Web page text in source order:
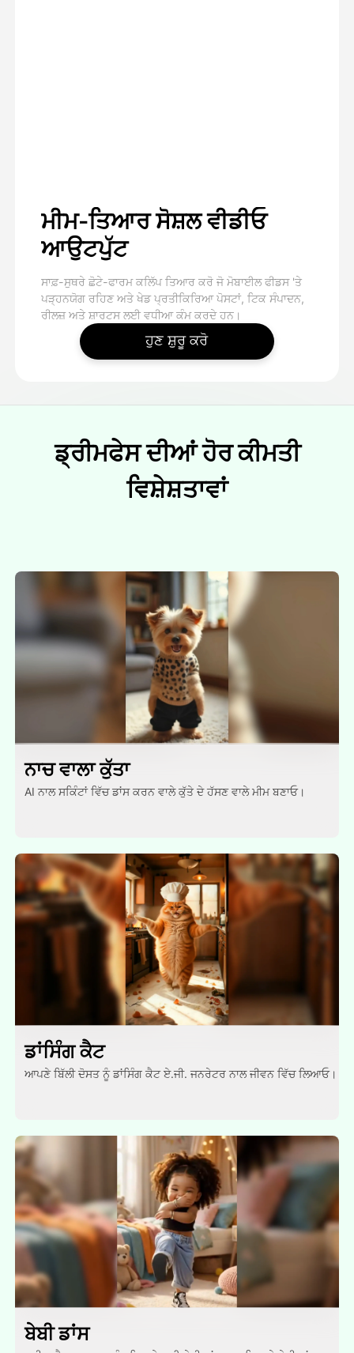
ਮੀਮ-ਤਿਆਰ ਸੋਸ਼ਲ ਵੀਡੀਓ
ਆਉਟਪੁੱਟ
ਸਾਫ਼-ਸੁਥਰੇ ਛੋਟੇ-ਫਾਰਮ ਕਲਿੱਪ ਤਿਆਰ ਕਰੋ ਜੋ ਮੋਬਾਈਲ ਫੀਡਸ 'ਤੇ
ਪੜ੍ਹਨਯੋਗ ਰਹਿਣ ਅਤੇ ਖੇਡ ਪ੍ਰਤੀਕਿਰਿਆ ਪੋਸਟਾਂ, ਟਿਕ ਸੰਪਾਦਨ,
ਰੀਲਜ਼ ਅਤੇ ਸ਼ਾਰਟਸ ਲਈ ਵਧੀਆ ਕੰਮ ਕਰਦੇ ਹਨ।
ਹੁਣ ਸ਼ੁਰੂ ਕਰੋ
ਡ੍ਰੀਮਫੇਸ ਦੀਆਂ ਹੋਰ ਕੀਮਤੀ
ਵਿਸ਼ੇਸ਼ਤਾਵਾਂ
ਨਾਚ ਵਾਲਾ ਕੁੱਤਾ
AI ਨਾਲ ਸਕਿੰਟਾਂ ਵਿੱਚ ਡਾਂਸ ਕਰਨ ਵਾਲੇ ਕੁੱਤੇ ਦੇ ਹੱਸਣ ਵਾਲੇ ਮੀਮ ਬਣਾਓ।
ਡਾਂਸਿੰਗ ਕੈਟ
ਆਪਣੇ ਬਿੱਲੀ ਦੋਸਤ ਨੂੰ ਡਾਂਸਿੰਗ ਕੈਟ ਏ.ਜੀ. ਜਨਰੇਟਰ ਨਾਲ ਜੀਵਨ ਵਿੱਚ ਲਿਆਓ।
ਬੇਬੀ ਡਾਂਸ